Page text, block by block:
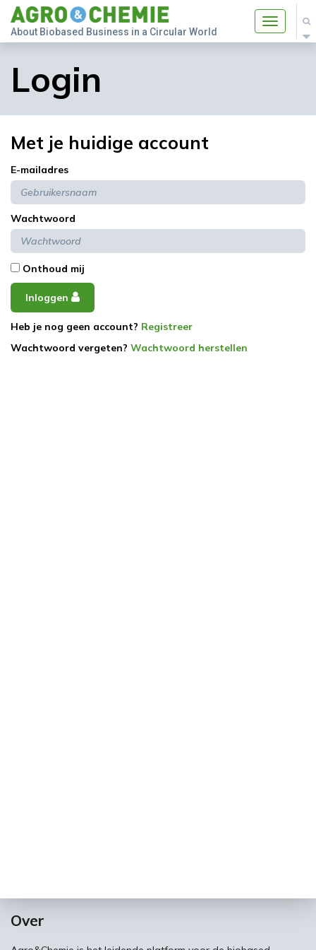
Toggle
About Biobased Business in a Circular World
Login
Met je huidige account
E-mailadres
Wachtwoord
Onthoud mij
Inloggen
Heb je nog geen account? Registreer
Wachtwoord vergeten? Wachtwoord herstellen
Over